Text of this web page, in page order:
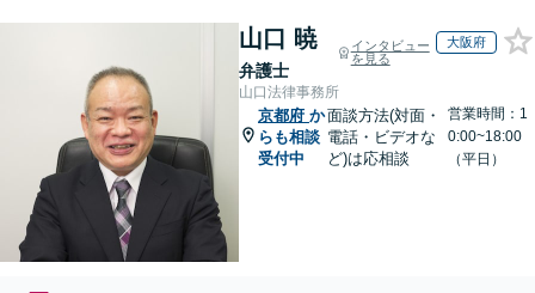
山口 暁
弁護士
インタビュー
を見る
大阪府
山口法律事務所
京都府 か
らも相談
受付中
面談方法(対面・
電話・ビデオな
ど)は応相談
営業時間：1
0:00~18:00
（平日）